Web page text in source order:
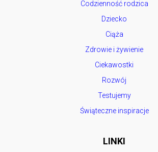
Codzienność rodzica
Dziecko
Ciąża
Zdrowie i żywienie
Ciekawostki
Rozwój
Testujemy
Świąteczne inspiracje
LINKI